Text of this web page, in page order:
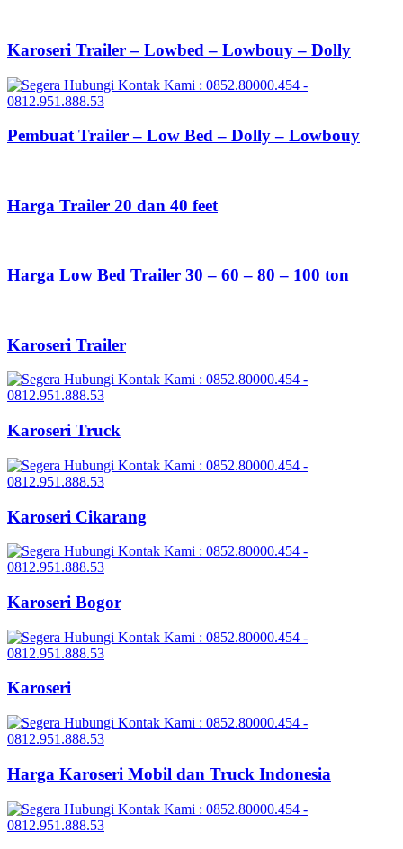
Karoseri Trailer – Lowbed – Lowbouy – Dolly
Pembuat Trailer – Low Bed – Dolly – Lowbouy
Harga Trailer 20 dan 40 feet
Harga Low Bed Trailer 30 – 60 – 80 – 100 ton
Karoseri Trailer
Karoseri Truck
Karoseri Cikarang
Karoseri Bogor
Karoseri
Harga Karoseri Mobil dan Truck Indonesia